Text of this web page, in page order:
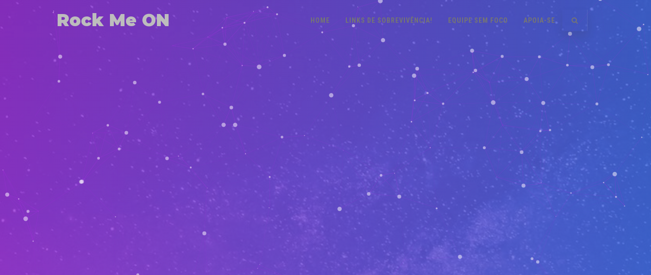
Rock Me ON HOME LINKS DE SOBREVIVÊNCIA! EQUIPE SEM FOCO APOIA-SE